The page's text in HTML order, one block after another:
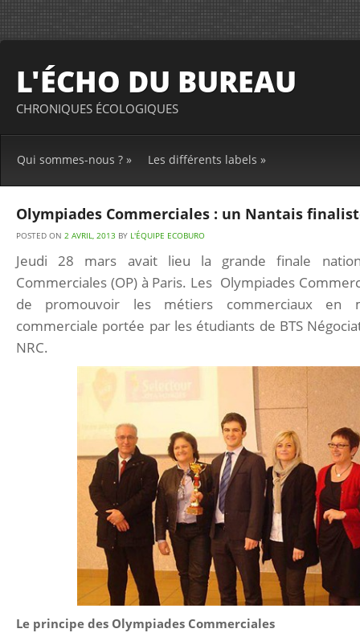
L'ÉCHO DU BUREAU
CHRONIQUES ÉCOLOGIQUES
Qui sommes-nous ? » Les différents labels »
Olympiades Commerciales : un Nantais
POSTED ON 2 AVRIL, 2013 BY L'ÉQUIPE ECOBURO
Jeudi 28 mars avait lieu la grande finale
Commerciales (OP) à Paris. Les Olympiades
de promouvoir les métiers commerciaux en
commerciale portée par les étudiants de BTS
NRC.
Le principe des Olympiades Commerciales